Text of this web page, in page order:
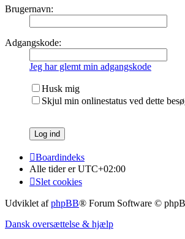
Brugernavn:
Adgangskode:
Jeg har glemt min adgangskode
Husk mig
Skjul min onlinestatus ved dette
Boardindeks
Alle tider erUTC+02:00
Slet cookies
Udviklet afphpBB® Forum Software ©
Dansk oversættelse & hjælp